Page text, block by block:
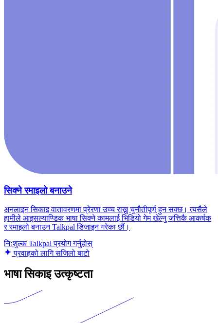
सिक्ने रमाइलो बनाउने
अनलाइन सिकाइ वातावरणमा प्रेरणा उच्च राख्नु चुनौतीपूर्ण हुन सक्छ। त्यसैले
हामीले आइसल्याण्डिक भाषा सिक्ने कामलाई भिडियो गेम खेल्नु जत्तिकै आकर्षक
र रमाइलो बनाउन Talkpal डिजाइन गरेका छौं।
निःशुल्क Talkpal प्रयोग गर्नुहोस्
प्रवाहको लागि सजिलो बाटो
भाषा सिकाइ उत्कृष्टता